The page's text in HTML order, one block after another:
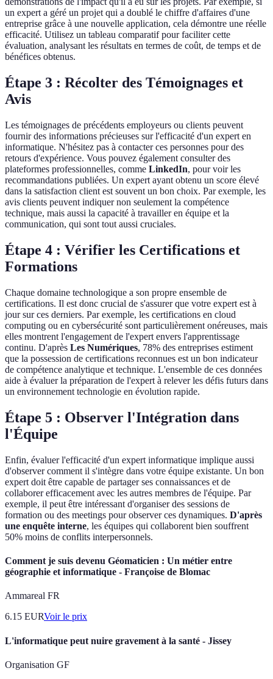
un expert a géré un projet qui a doublé le chiffre d'affaires d'une
entreprise grâce à une nouvelle application, cela démontre une réelle
efficacité. Utilisez un tableau comparatif pour faciliter cette
évaluation, analysant les résultats en termes de coût, de temps et de
bénéfices obtenus.
Étape 3 : Récolter des Témoignages et
Avis
Les témoignages de précédents employeurs ou clients peuvent
fournir des informations précieuses sur l'efficacité d'un expert en
informatique. N'hésitez pas à contacter ces personnes pour des
retours d'expérience. Vous pouvez également consulter des
plateformes professionnelles, comme LinkedIn, pour voir les
recommandations publiées. Un expert ayant obtenu un score élevé
dans la satisfaction client est souvent un bon choix. Par exemple, les
avis clients peuvent indiquer non seulement la compétence
technique, mais aussi la capacité à travailler en équipe et la
communication, qui sont tout aussi cruciales.
Étape 4 : Vérifier les Certifications et
Formations
Chaque domaine technologique a son propre ensemble de
certifications. Il est donc crucial de s'assurer que votre expert est à
jour sur ces derniers. Par exemple, les certifications en cloud
computing ou en cybersécurité sont particulièrement onéreuses, mais
elles montrent l'engagement de l'expert envers l'apprentissage
continu. D'après Les Numériques, 78% des entreprises estiment
que la possession de certifications reconnues est un bon indicateur
de compétence analytique et technique. L'ensemble de ces données
aide à évaluer la préparation de l'expert à relever les défis futurs dans
un environnement technologie en évolution rapide.
Étape 5 : Observer l'Intégration dans
l'Équipe
Enfin, évaluer l'efficacité d'un expert informatique implique aussi
d'observer comment il s'intègre dans votre équipe existante. Un bon
expert doit être capable de partager ses connaissances et de
collaborer efficacement avec les autres membres de l'équipe. Par
exemple, il peut être intéressant d'organiser des sessions de
formation ou des meetings pour observer ces dynamiques. D'après
une enquête interne, les équipes qui collaborent bien souffrent
50% moins de conflits interpersonnels.
Comment je suis devenu Géomaticien : Un métier entre
géographie et informatique - Françoise de Blomac
Ammareal FR
6.15 EURVoir le prix
L'informatique peut nuire gravement à la santé - Jissey
Organisation GF